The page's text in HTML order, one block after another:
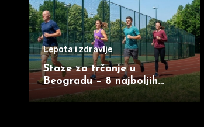
Lepota i zdravlje
Staze za trčanje u
Beogradu – 8 najboljih
lokacija u gradu